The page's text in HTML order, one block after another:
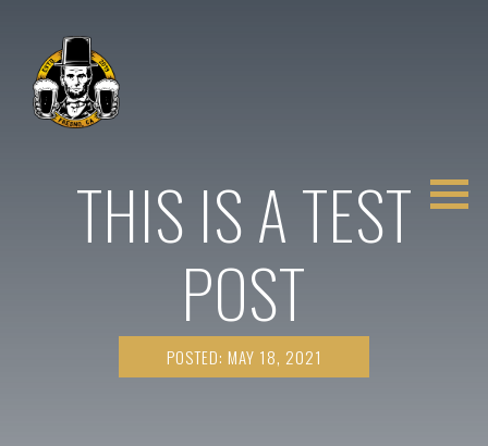
THIS IS A TEST
POST
POSTED: MAY 18, 2021